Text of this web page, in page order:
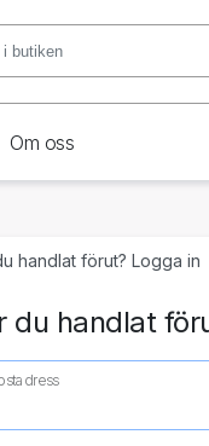
Om oss
handlat förut? Logga in
du handlat